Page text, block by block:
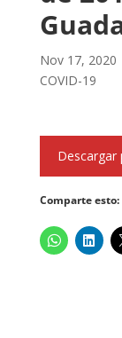
Nov 17, 2020
COVID-19
Descargar
Comparte esto: